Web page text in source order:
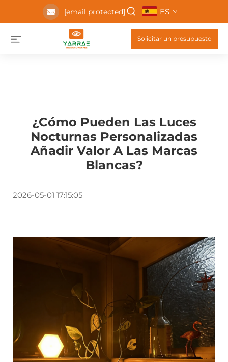
[email protected] ES
Solicitar un presupuesto
¿Cómo Pueden Las Luces
Nocturnas Personalizadas
Añadir Valor A Las Marcas
Blancas?
2026-05-01 17:15:05